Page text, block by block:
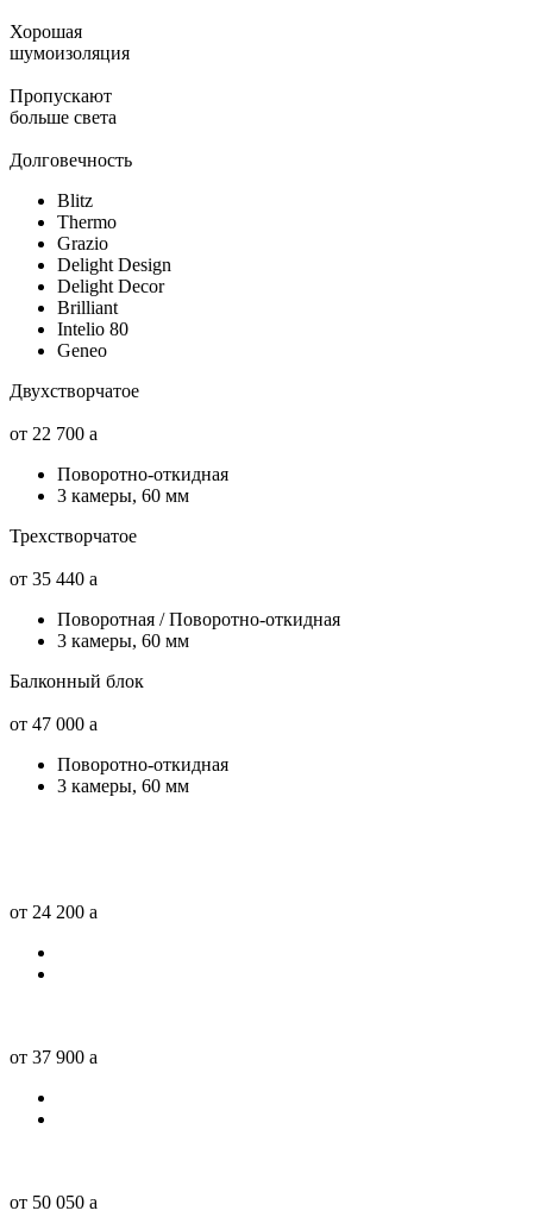
Хорошая
шумоизоляция
Пропускают
больше света
Долговечность
Blitz
Thermo
Grazio
Delight Design
Delight Decor
Brilliant
Intelio 80
Geneo
Двухстворчатое
от 22 700 a
Поворотно-откидная
3 камеры, 60 мм
Трехстворчатое
от 35 440 a
Поворотная / Поворотно-откидная
3 камеры, 60 мм
Балконный блок
от 47 000 a
Поворотно-откидная
3 камеры, 60 мм
от 24 200 a
от 37 900 a
от 50 050 a